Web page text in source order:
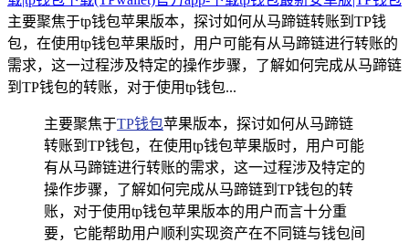
主要聚焦于tp钱包苹果版本，探讨如何从马蹄链转账到TP钱
包，在使用tp钱包苹果版时，用户可能有从马蹄链进行转账的
需求，这一过程涉及特定的操作步骤，了解如何完成从马蹄链
到TP钱包的转账，对于使用tp钱包...
主要聚焦于TP钱包苹果版本，探讨如何从马蹄链
转账到TP钱包，在使用tp钱包苹果版时，用户可能
有从马蹄链进行转账的需求，这一过程涉及特定的
操作步骤，了解如何完成从马蹄链到TP钱包的转
账，对于使用tp钱包苹果版本的用户而言十分重
要，它能帮助用户顺利实现资产在不同链与钱包间